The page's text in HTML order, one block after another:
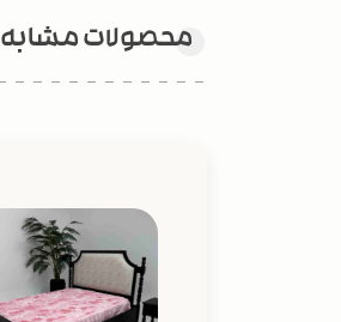
محصولات مشابه